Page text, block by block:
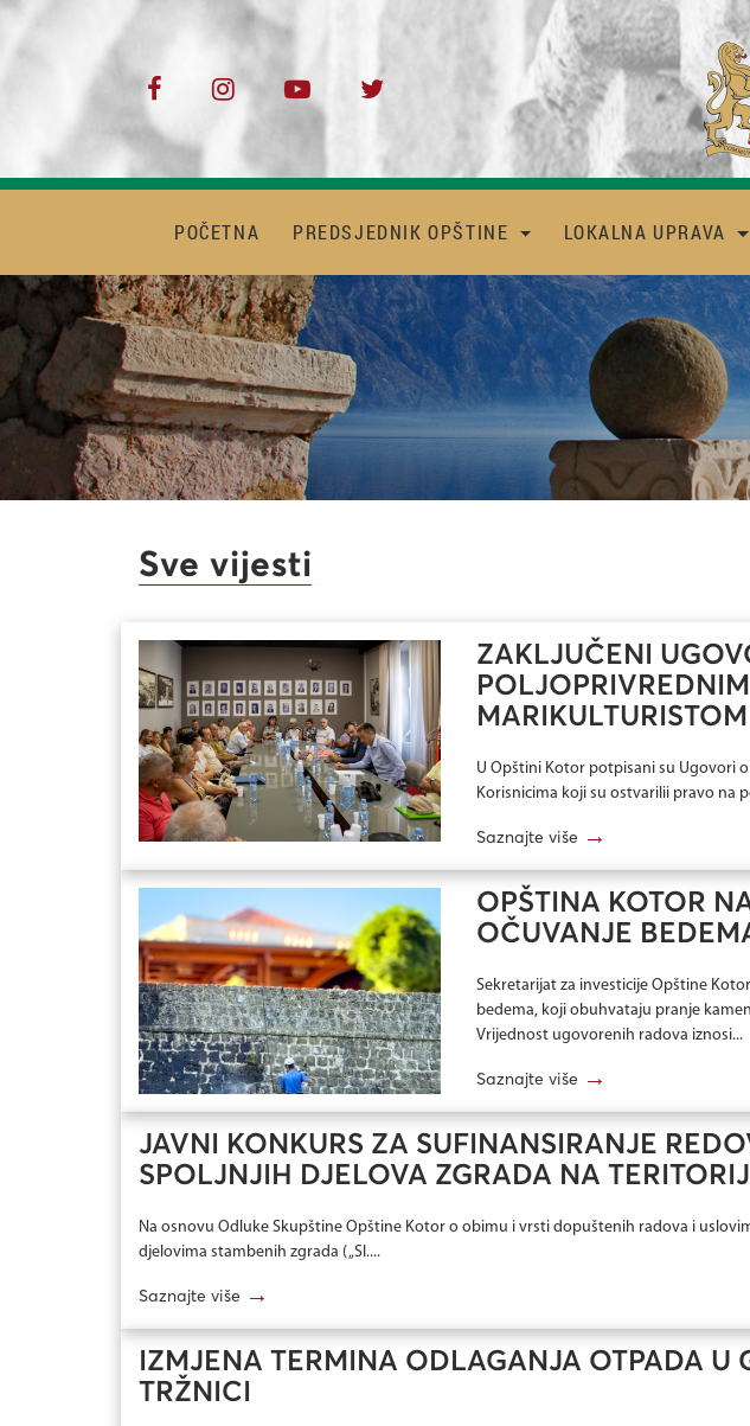
POČETNA PREDSJEDNIK OPŠTINE LOKALNA UPRAVA
Sve vijesti
ZAKLJUČENI
U Opštini Kotor potpisani su Ugovori
Korisnicima koji su ostvarilii pravo na
Saznajte više →
OPŠTINA KOTOR
OČUVANJE
Sekretarijat za investicije Opštine
bedema, koji obuhvataju pranje
Vrijednost ugovorenih radova iznosi...
Saznajte više →
JAVNI KONKURS ZA SUFINANSIRANJE
SPOLJNJIH DJELOVA ZGRADA NA
Na osnovu Odluke Skupštine Opštine Kotor o obimu i vrsti dopuštenih radova i
djelovima stambenih zgrada ( „Sl....
Saznajte više →
IZMJENA TERMINA ODLAGANJA OTPADA U
TRŽNICI